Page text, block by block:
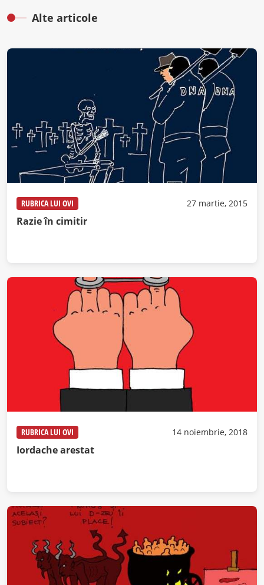
Alte articole
RUBRICA LUI OVI 27 martie, 2015
Razie în cimitir
RUBRICA LUI OVI 14 noiembrie, 2018
Iordache arestat